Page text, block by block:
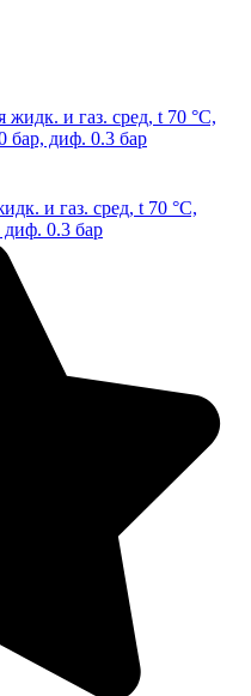
и газ. сред, t 70 °С,
0.3 бар